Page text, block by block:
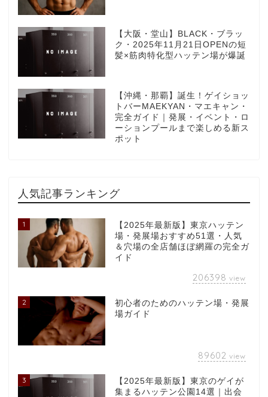
【大阪・堂山】BLACK・ブラッ
ク・2025年11月21日OPENの短
髪×筋肉特化型ハッテン場が爆誕
【沖縄・那覇】誕生！ゲイショッ
トバーMAEKYAN・マエキャン・
完全ガイド｜発展・イベント・ロ
ーションプールまで楽しめる新ス
ポット
人気記事ランキング
1
【2025年最新版】東京ハッテン
場・発展場おすすめ51選・人気
＆穴場の全店舗ほぼ網羅の完全ガ
イド
206398 view
2
初心者のためのハッテン場・発展
場ガイド
89602 view
3
【2025年最新版】東京のゲイが
集まるハッテン公園14選｜出会